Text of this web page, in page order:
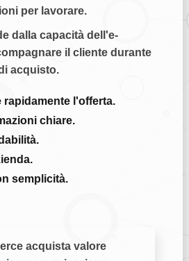
per lavorare.
dalla capacità dell'e-
il cliente durante
acquisto.
rapidamente l'offerta.
chiare.
semplicità.
acquista valore